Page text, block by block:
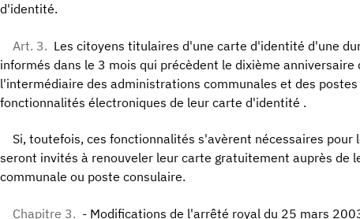
d'identité.
Art. 3. Les citoyens titulaires d'une carte d'identité d'une
informés dans le 3 mois qui précèdent le dixième anniversaire
l'intermédiaire des administrations communales et des
fonctionnalités électroniques de leur carte d'identité .
Si, toutefois, ces fonctionnalités s'avèrent nécessaires pour
seront invités à renouveler leur carte gratuitement auprès de
communale ou poste consulaire.
Chapitre 3. - Modifications de l'arrêté royal du 25 mars